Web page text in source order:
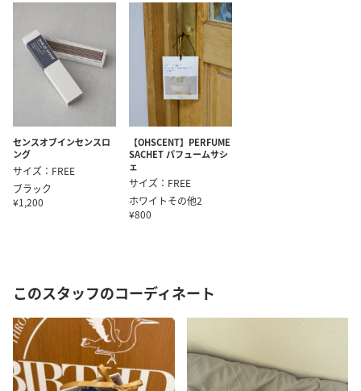
センスオブインセンスロ
ング
サイズ：FREE
ブラック
¥1,200
【OHSCENT】PERFUME
SACHET パフュームサシ
ェ
サイズ：FREE
ホワイトその他2
¥800
このスタッフのコーディネート